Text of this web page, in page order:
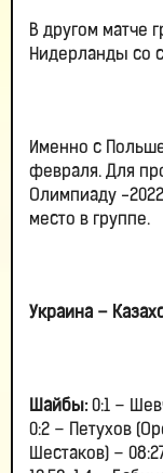
В другом матче
Нидерланды со
Именно с
февраля. Для
Олимпиаду -
место в группе.
Украина –
Шайбы:0:1 –
0:2 – Петухов
Шестаков) –